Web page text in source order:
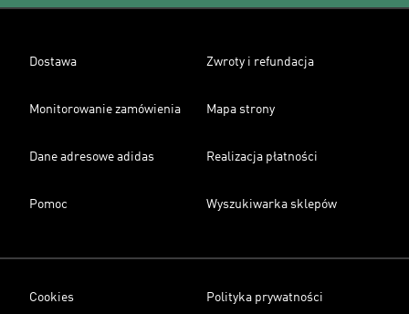
Dostawa Zwroty i refundacja
Monitorowanie zamówienia Mapa strony
Dane adresowe adidas Realizacja płatności
Pomoc Wyszukiwarka sklepów
Cookies Polityka prywatności